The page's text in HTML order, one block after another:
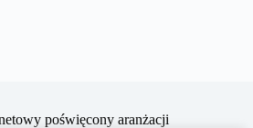
poświęcony aranżacji